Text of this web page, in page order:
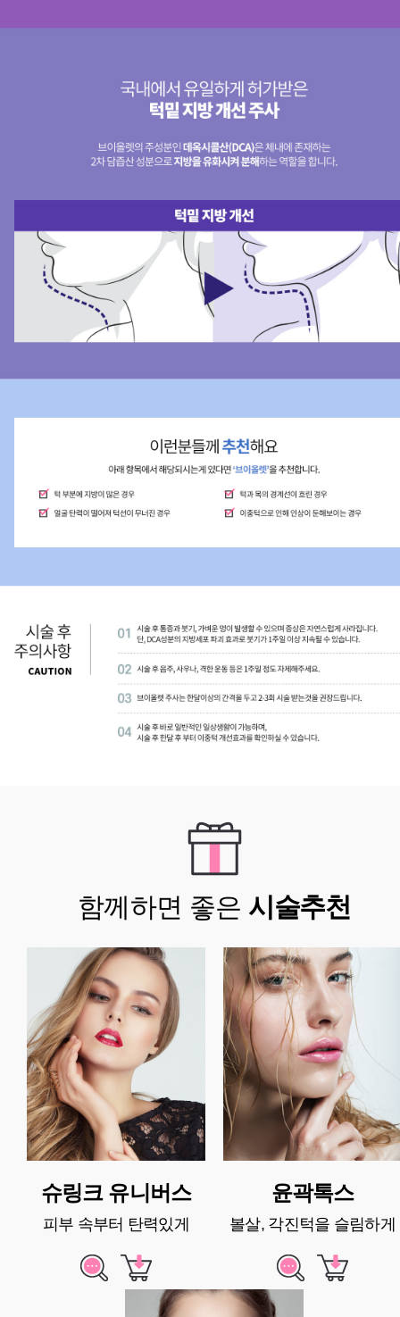
함께하면 좋은 시술추천
슈링크 유니버스
피부 속부터 탄력있게
윤곽톡스
볼살, 각진턱을 슬림하게